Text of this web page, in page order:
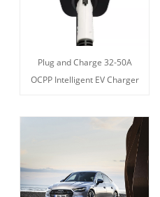
Plug and Charge 32-50A
OCPP Intelligent EV Charger